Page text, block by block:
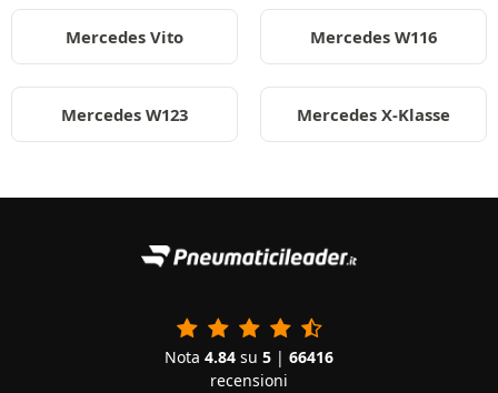
Mercedes Vito Mercedes W116
Mercedes W123 Mercedes X-Klasse
Nota 4.84 su 5 | 66416
recensioni